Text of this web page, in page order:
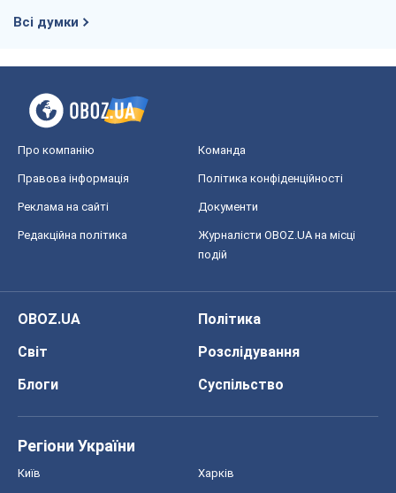
Всі думки
Про компанію Команда
Правова інформація Політика конфіденційності
Реклама на сайті Документи
Редакційна політика
Журналісти OBOZ.UA на місці
подій
OBOZ.UA
Політика
Світ
Розслідування
Блоги
Суспільство
Регіони України
Київ Харків